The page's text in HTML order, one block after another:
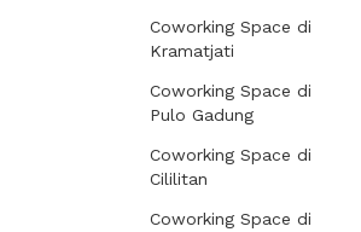
Coworking Space di
Kramatjati
Coworking Space di
Pulo Gadung
Coworking Space di
Cililitan
Coworking Space di